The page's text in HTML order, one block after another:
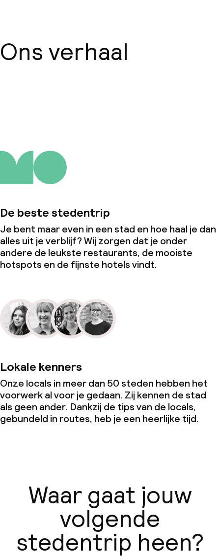
Ons verhaal
De beste stedentrip
Je bent maar even in een stad en hoe haal je dan
alles uit je verblijf? Wij zorgen dat je onder
andere de leukste restaurants, de mooiste
hotspots en de fijnste hotels vindt.
Lokale kenners
Onze locals in meer dan 50 steden hebben het
voorwerk al voor je gedaan. Zij kennen de stad
als geen ander. Dankzij de tips van de locals,
gebundeld in routes, heb je een heerlijke tijd.
Waar gaat jouw
volgende
stedentrip heen?